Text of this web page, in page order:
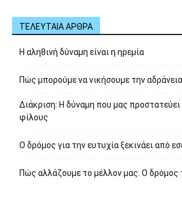
ΤΕΛΕΥΤΑΙΑ ΑΡΘΡΑ
Η αληθινή δύναμη είναι η ηρεμία
Πώς μπορούμε να νικήσουμε την αδράνεια
Διάκριση: Η δύναμη που μας
φίλους
Ο δρόμος για την ευτυχία ξεκινάει από
Πώς αλλάζουμε το μέλλον μας. Ο δρόμος